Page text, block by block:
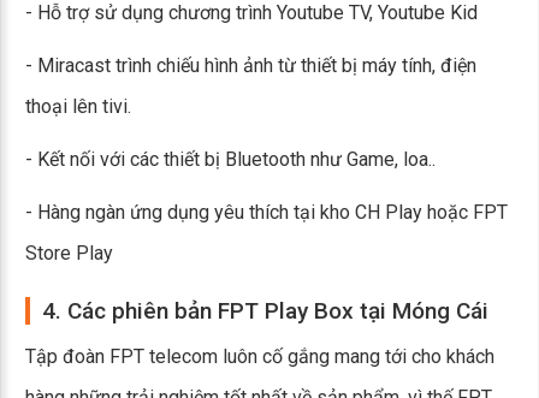
- Hỗ trợ sử dụng chương trình Youtube TV, Youtube Kid
- Miracast trình chiếu hình ảnh từ thiết bị máy tính, điện
thoại lên tivi.
- Kết nối với các thiết bị Bluetooth như Game, loa..
- Hàng ngàn ứng dụng yêu thích tại kho CH Play hoặc FPT
Store Play
4. Các phiên bản FPT Play Box tại Móng Cái
Tập đoàn FPT telecom luôn cố gắng mang tới cho khách